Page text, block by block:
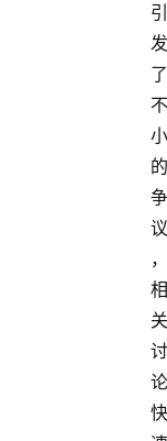
引
发
了
不
小
的
争
议
，
相
关
讨
论
快